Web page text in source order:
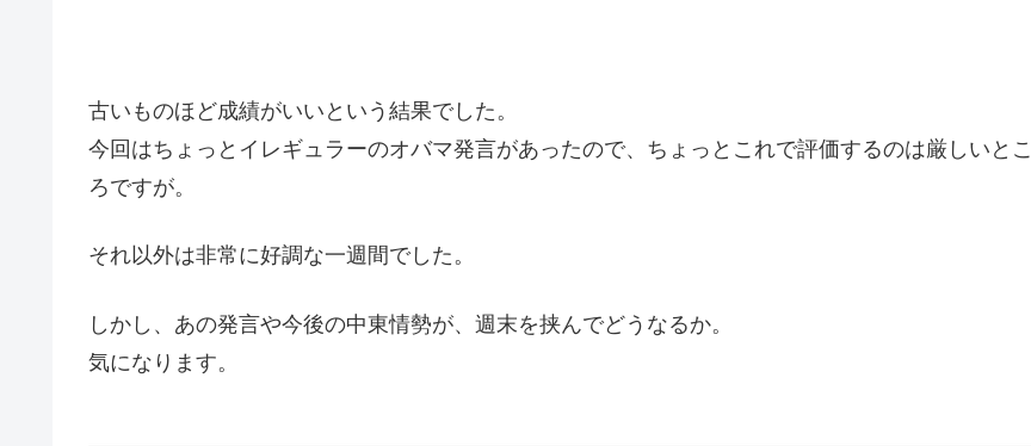
古いものほど成績がいいという結果でした。
今回はちょっとイレギュラーのオバマ発言があったので、ちょっとこれで評価するのは厳しいとこ
ろですが。
それ以外は非常に好調な一週間でした。
しかし、あの発言や今後の中東情勢が、週末を挟んでどうなるか。
気になります。